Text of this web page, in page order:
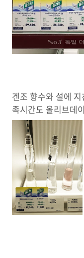
겐조 향수와 설에
족시간도 올리브데